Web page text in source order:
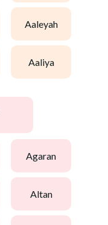
aaleyah
aaliya
agaran
altan